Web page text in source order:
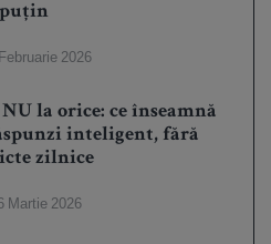
puțin
2026
la orice: ce înseamnă
inteligent, fără
zilnice
Martie 2026